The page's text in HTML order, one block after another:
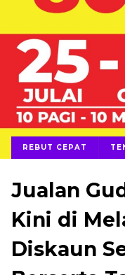
REBUT CEPAT
Jualan
Kini di
Diskaun